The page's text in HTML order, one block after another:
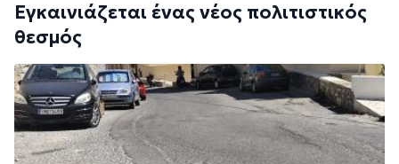
Εγκαινιάζεται ένας νέος πολιτιστικός
θεσμός